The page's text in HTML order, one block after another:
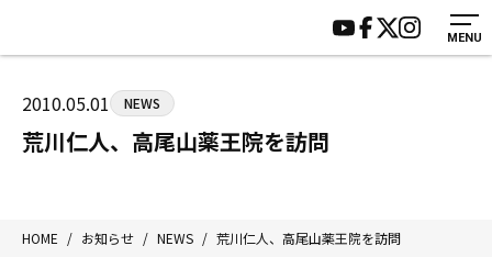
MENU
HOME
ジムについて
トレーニング
入会案内
施設紹介
会員様の声
サポーター募集
2010.05.01 NEWS
荒川仁人、高尾山薬王院を訪問
HOME / お知らせ / NEWS / 荒川仁人、高尾山薬王院を訪問